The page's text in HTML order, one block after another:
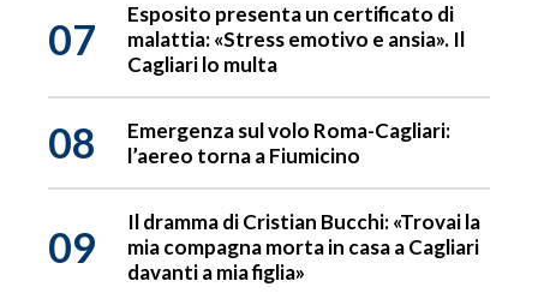
07
Esposito presenta un certificato di
malattia: «Stress emotivo e ansia». Il
Cagliari lo multa
08
Emergenza sul volo Roma-Cagliari:
l’aereo torna a Fiumicino
09
Il dramma di Cristian Bucchi: «Trovai la
mia compagna morta in casa a Cagliari
davanti a mia figlia»